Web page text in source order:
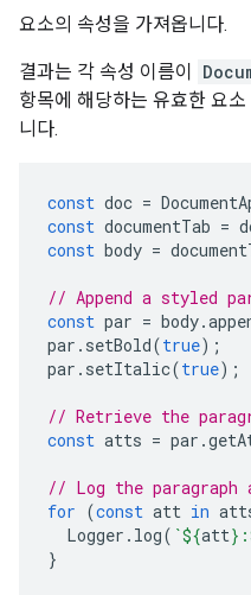
요소의 속성을 가져옵니다.
결과는 각 속성 이름이
항목에 해당하는 유효한 요
니다.
const doc =
const documentTab =
const body =
// Append a styled
const par = body.
par . setBold(true);
par . setItalic(true);
// Retrieve the
const atts = par .
// Log the
for (const att in
Logger . log( `${att} :
}